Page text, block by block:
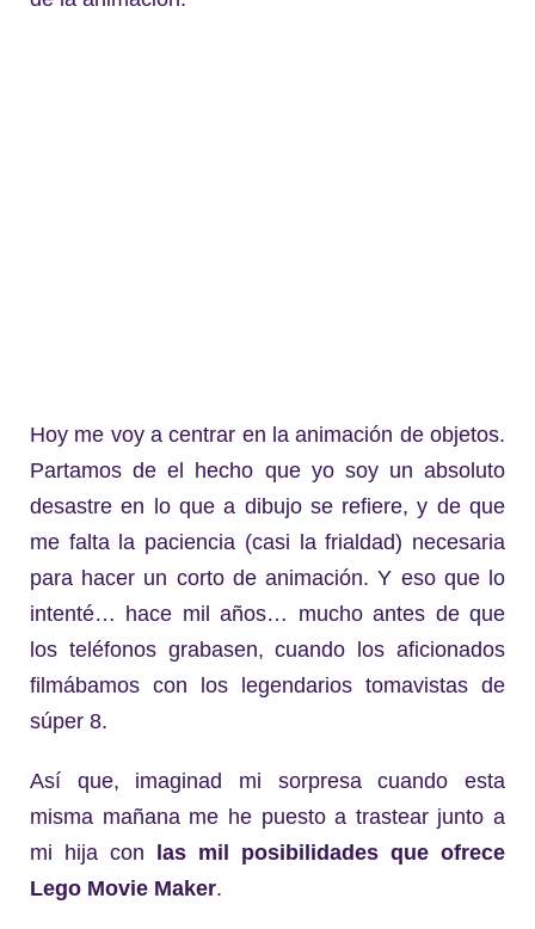
Hoy me voy a centrar en la animación de objetos.
Partamos de el hecho que yo soy un absoluto
desastre en lo que a dibujo se refiere, y de que
me falta la paciencia (casi la frialdad) necesaria
para hacer un corto de animación. Y eso que lo
intenté… hace mil años… mucho antes de que
los teléfonos grabasen, cuando los aficionados
filmábamos con los legendarios tomavistas de
súper 8.
Así que, imaginad mi sorpresa cuando esta
misma mañana me he puesto a trastear junto a
mi hija con las mil posibilidades que ofrece
Lego Movie Maker.